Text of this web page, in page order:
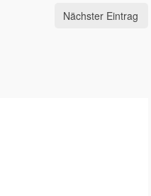
Nächster Eintrag